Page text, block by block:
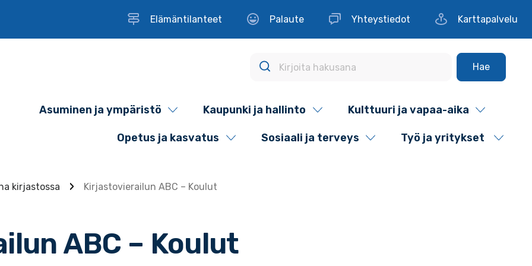
Elämäntilanteet Palaute Yhteystiedot Karttapalvelu
Hae
Asuminen ja ympäristö Kaupunki ja hallinto Kulttuuri ja vapaa-aika
Opetus ja kasvatus Sosiaali ja terveys Työ ja yritykset
kirjastossa Kirjastovierailun ABC – Koulut
ABC – Koulut